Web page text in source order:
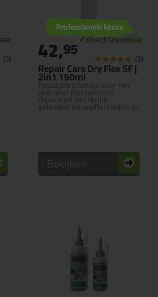
(3)
Repair Care Dry Flex SF |
2in1 150ml
Reparatieplamuur voor het
zeer snel plamuren en
repareren van kleine
gebreken en oneffenheden in
hout
Professionele keuze
42,95 (2)
Bekijken